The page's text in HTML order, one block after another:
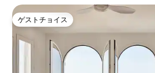
completos, uno de ellos en suite. Las
duchas son a ras de suelo y el agua cae
desde el techo a modo de lluvia. Los
lavabos son de piedra natural. Hay una
zona de pufs ideal para relajarte viendo
la Smart TV con Netflix. Podrás ver todos
los canales de televisión de tu país.
ゲストチョイス
ゲストチョイス